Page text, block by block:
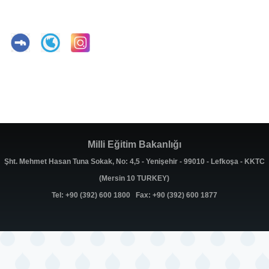
Milli Eğitim Bakanlığı
Şht. Mehmet Hasan Tuna Sokak, No: 4,5 - Yenişehir - 99010 - Lefkoşa - KKTC
(Mersin 10 TURKEY)
Tel: +90 (392) 600 1800 Fax: +90 (392) 600 1877